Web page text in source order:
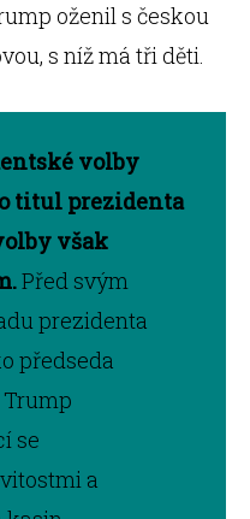
oženil s českou
s níž má tři děti.
volby
o titul prezidenta
však
Před svým
prezidenta
předseda
se
a